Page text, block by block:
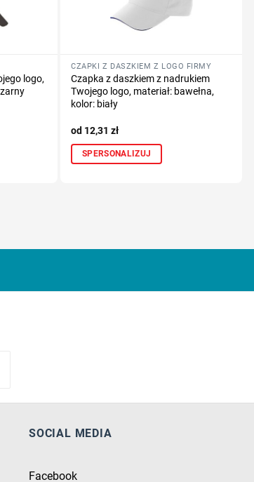
logo,
CZAPKI Z DASZKIEM Z LOGO FIRMY
Czapka z daszkiem z nadrukiem
Twojego logo, materiał: bawełna,
kolor: biały
12,31zł
SPERSONALIZUJ
SOCIAL MEDIA
Facebook